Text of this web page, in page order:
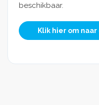
beschikbaar.
Klik hier om